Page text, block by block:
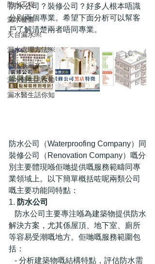
防水工程
漏水檢查
天台漏水￼
漏水處理方法￼
熱水喉漏水
漏水醫生話你知
漏水醫生話你知
防水公司？裝修公司？好多人根本唔識
分別兩個專業。希望下面分析可以幫客
戶了解清楚兩者唔同專業。
防水公司（Waterproofing Company）同
裝修公司（Renovation Company）嘅分
別主要體現喺佢哋提供嘅服務範疇同專
業領域上。以下簡單概括咗呢兩類公司
嘅主要功能同特點：
1. 防水公司
解決方案，尤其係屋頂、地下室、廁所
等容易受潮嘅地方。佢哋嘅服務範圍包
括：